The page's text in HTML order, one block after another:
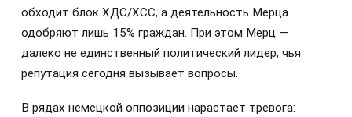
обходит блок ХДС/ХСС, а деятельность Мерца
одобряют лишь 15% граждан. При этом Мерц —
далеко не единственный политический лидер, чья
репутация сегодня вызывает вопросы.
В рядах немецкой оппозиции нарастает тревога: